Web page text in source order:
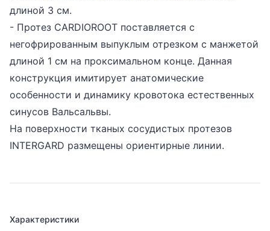
длиной 3 см.
- Протез CARDIOROOT поставляется с
негофрированным выпуклым отрезком с манжетой
длиной 1 см на проксимальном конце. Данная
конструкция имитирует анатомические
особенности и динамику кровотока естественных
синусов Вальсальвы.
На поверхности тканых сосудистых протезов
INTERGARD размещены ориентирные линии.
Характеристики